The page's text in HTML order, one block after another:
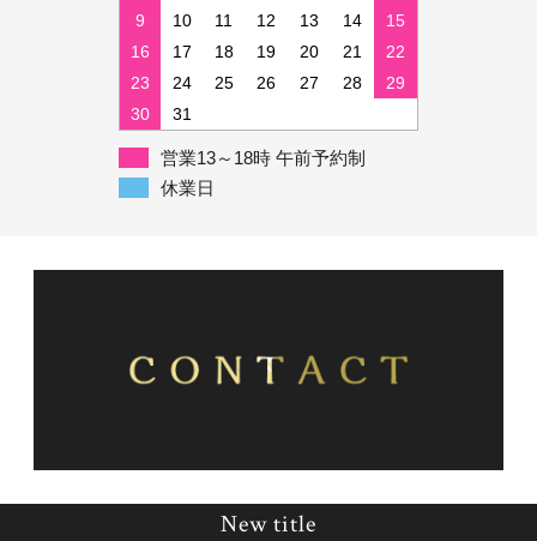
9
10 11 12 13 14
15
16
17 18 19 20 21
22
23
24 25 26 27 28
29
30
31
営業13～18時 午前予約制
休業日
New title